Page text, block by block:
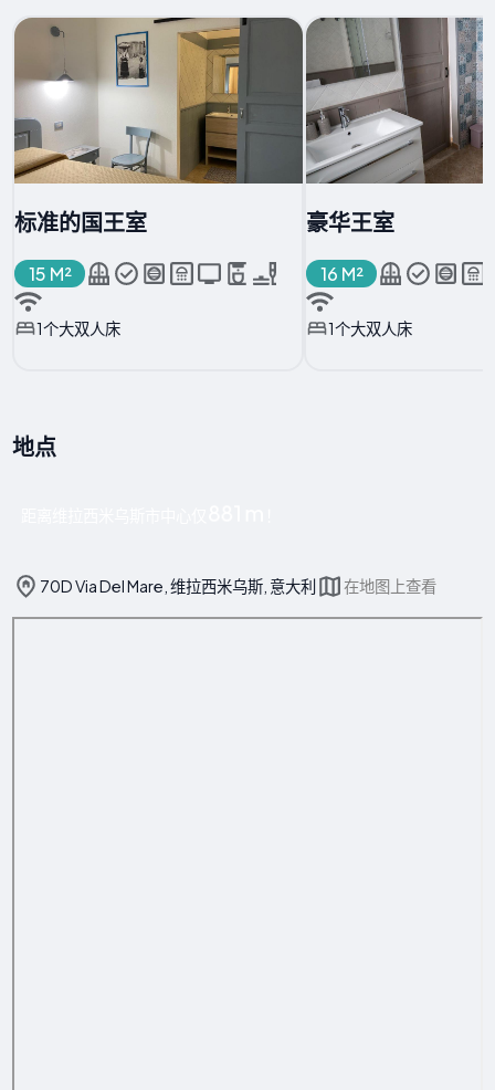
标准的国王室
15 M²
1个大双人床
豪华王室
16 M²
1个大双人床
地点
70D Via Del Mare, 维拉西米乌斯, 意大利 在地图上查看